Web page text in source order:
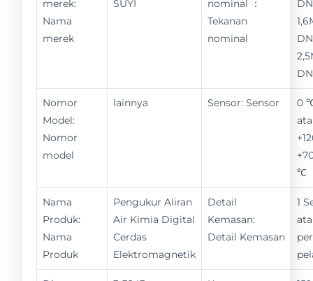
merek:
Nama
merek
SUYI
nominal ：
Tekanan
nominal
Nomor
Model:
Nomor
model
lainnya Sensor: Sensor
0
℃
Nama
Produk:
Nama
Produk
Pengukur Aliran
Air Kimia Digital
Cerdas
Elektromagnetik
Detail
Kemasan:
Detail Kemasan
1